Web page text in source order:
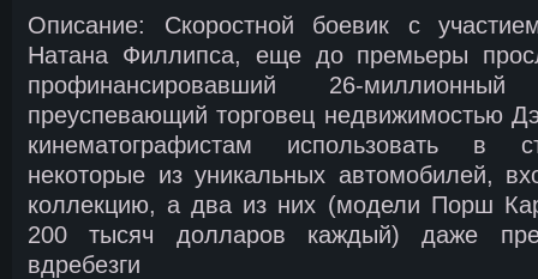
Описание: Скоростной боевик с
Натана Филлипса, еще до премьеры
профинансировавший 26-
преуспевающий торговец недвижимостью
кинематографистам использовать в
некоторые из уникальных автомобилей,
коллекцию, а два из них (модели Порш
200 тысяч долларов каждый) даже
вдребезги